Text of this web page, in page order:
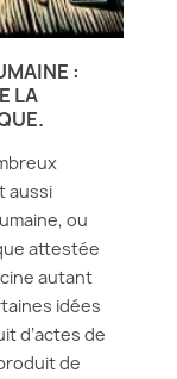
:
LA
aussi
ou
attestée
autant
idées
d’actes de
de